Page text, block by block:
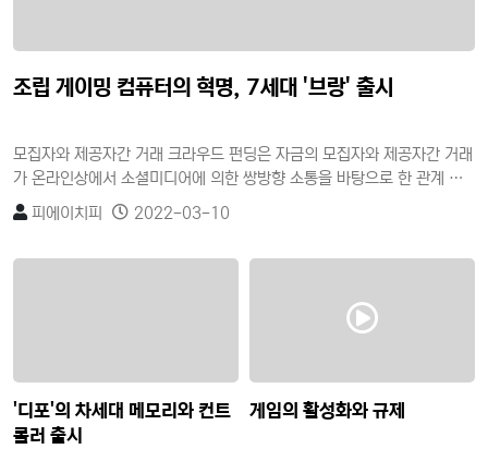
조립 게이밍 컴퓨터의 혁명, 7세대 '브랑' 출시
모집자와 제공자간 거래 크라우드 펀딩은 자금의 모집자와 제공자간 거래
가 온라인상에서 소셜미디어에 의한 쌍방향 소통을 바탕으로 한 관계 지
향적이고 집단 기능적 속성을 가진 소셜펀딩이다. 자금제공자의 이익추구
목적에 따라 투자형과 비투자형으로 구분할 수 있으며, 비투자형은 단순
피에이치피 2022-03-10
'디포'의 차세대 메모리와 컨트
롤러 출시
게임의 활성화와 규제